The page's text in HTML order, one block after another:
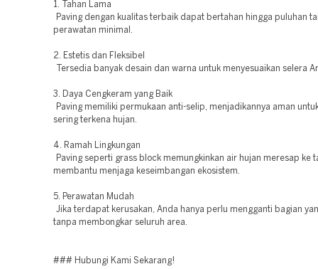
1. Tahan Lama
Paving dengan kualitas terbaik dapat bertahan hingga puluhan
perawatan minimal.
2. Estetis dan Fleksibel
Tersedia banyak desain dan warna untuk menyesuaikan selera
3. Daya Cengkeram yang Baik
Paving memiliki permukaan anti-selip, menjadikannya aman
sering terkena hujan.
4. Ramah Lingkungan
Paving seperti grass block memungkinkan air hujan meresap ke
membantu menjaga keseimbangan ekosistem.
5. Perawatan Mudah
Jika terdapat kerusakan, Anda hanya perlu mengganti bagian
tanpa membongkar seluruh area.
### Hubungi Kami Sekarang!